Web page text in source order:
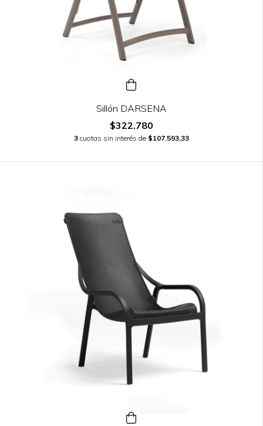
Sillón DARSENA
$322.780
3 cuotas sin interés de $107.593,33